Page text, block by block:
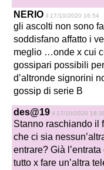
NERIO il 17/10/2020 16:54
gli ascolti non sono
soddisfano affatto i
meglio …onde x cui
gossipari possibili
d’altronde signorini
gossip di serie B
des@19 il 17/10/2020
Stanno raschiando
che ci sia
entrare? Già
tutto x fare un’altra